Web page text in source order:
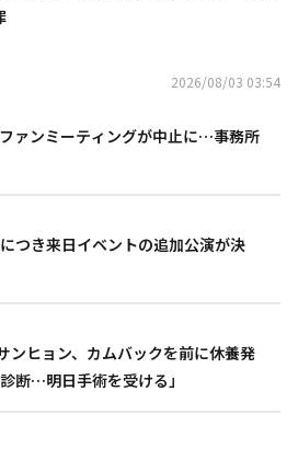
2026/08/03 03:54
ァンミーティングが中止に…事務所
つき来日イベントの追加公演が決
ンヒョン、カムバックを前に休養発
断…明日手術を受ける」